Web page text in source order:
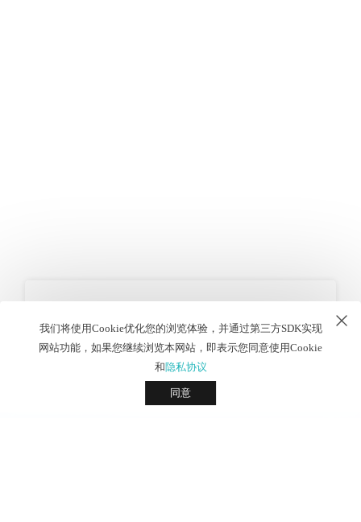
预约试驾
我们将使用Cookie优化您的浏览体验，并通过第三方SDK实现
网站功能，如果您继续浏览本网站，即表示您同意使用Cookie
和隐私协议
同意